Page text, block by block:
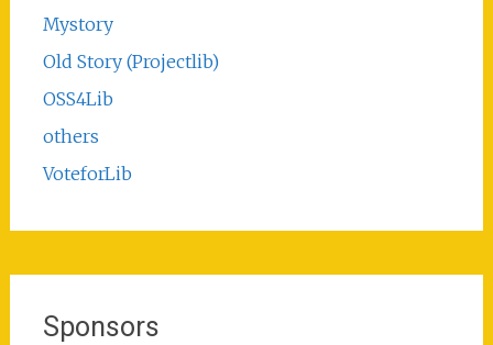
Mystory
Old Story (Projectlib)
OSS4Lib
others
VoteforLib
Sponsors